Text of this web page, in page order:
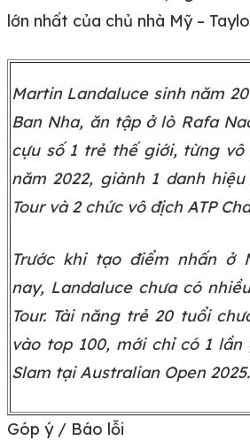
lớn nhất của chủ nhà Mỹ –
Martin Landaluce sinh năm
Ban Nha, ăn tập ở lò Rafa
cựu số 1 trẻ thế giới, từng vô
năm 2022, giành 1 danh
Tour và 2 chức vô địch ATP
Trước khi tạo điểm nhấn ở
nay, Landaluce chưa có
Tour. Tài năng trẻ 20 tuổi
vào top 100, mới chỉ có 1
Slam tại Australian Open 2025.
Góp ý / Báo lỗi